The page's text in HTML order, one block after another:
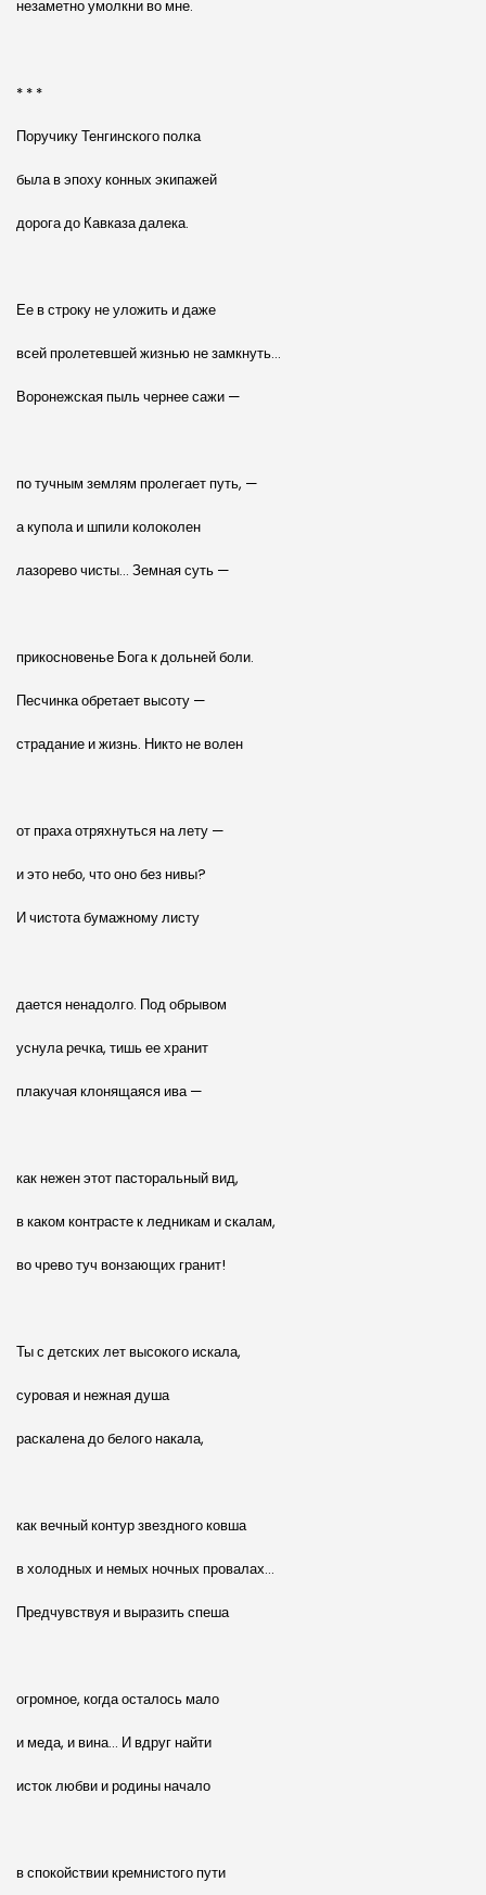
незаметно умолкни во мне.
* * *
Поручику Тенгинского полка
была в эпоху конных экипажей
дорога до Кавказа далека.
Ее в строку не уложить и даже
всей пролетевшей жизнью не замкнуть…
Воронежская пыль чернее сажи —
по тучным землям пролегает путь, —
а купола и шпили колоколен
лазорево чисты… Земная суть —
прикосновенье Бога к дольней боли.
Песчинка обретает высоту —
страдание и жизнь. Никто не волен
от праха отряхнуться на лету —
и это небо, что оно без нивы?
И чистота бумажному листу
дается ненадолго. Под обрывом
уснула речка, тишь ее хранит
плакучая клонящаяся ива —
как нежен этот пасторальный вид,
в каком контрасте к ледникам и скалам,
во чрево туч вонзающих гранит!
Ты с детских лет высокого искала,
суровая и нежная душа
раскалена до белого накала,
как вечный контур звездного ковша
в холодных и немых ночных провалах…
Предчувствуя и выразить спеша
огромное, когда осталось мало
и меда, и вина… И вдруг найти
исток любви и родины начало
в спокойствии кремнистого пути